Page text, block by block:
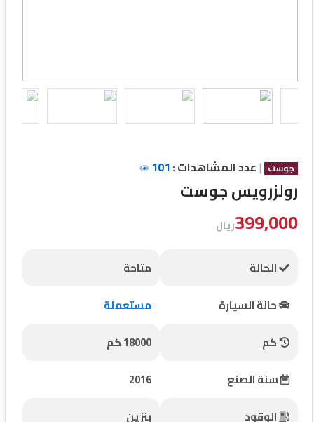
English
مستثمري
المعارض
مميزة
إتصل
بنا
جوست | عدد المشاهدات :101
رولزرويس جوست
399,000ريال
الحالة
متاحة
حالة السيارة
مستعملة
كم
18000 كم
سنة الصنع
2016
الوقود
بنزين